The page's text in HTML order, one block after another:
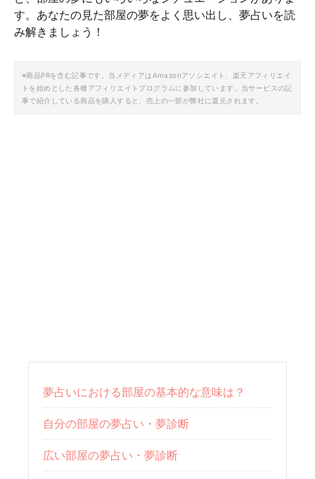
す。あなたの見た部屋の夢をよく思い出し、夢占いを読
み解きましょう！
※商品PRを含む記事です。当メディアはAmazonアソシエイト、楽天アフィリエイ
トを始めとした各種アフィリエイトプログラムに参加しています。当サービスの記
事で紹介している商品を購入すると、売上の一部が弊社に還元されます。
夢占いにおける部屋の基本的な意味は？
自分の部屋の夢占い・夢診断
広い部屋の夢占い・夢診断